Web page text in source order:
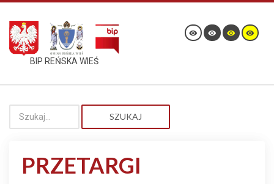
BIP REŃSKA WIEŚ
SZUKAJ
PRZETARGI